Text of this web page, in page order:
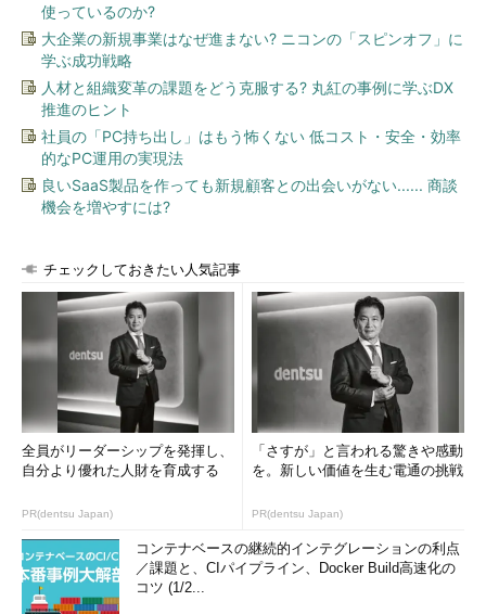
使っているのか?
大企業の新規事業はなぜ進まない? ニコンの「スピンオフ」に
学ぶ成功戦略
人材と組織変革の課題をどう克服する? 丸紅の事例に学ぶDX
推進のヒント
社員の「PC持ち出し」はもう怖くない 低コスト・安全・効率
的なPC運用の実現法
良いSaaS製品を作っても新規顧客との出会いがない...... 商談
機会を増やすには?
チェックしておきたい人気記事
全員がリーダーシップを発揮し、
自分より優れた人財を育成する
PR(dentsu Japan)
「さすが」と言われる驚きや感動
を。新しい価値を生む電通の挑戦
PR(dentsu Japan)
コンテナベースの継続的インテグレーションの利点
／課題と、CIパイプライン、Docker Build高速化の
コツ (1/2...